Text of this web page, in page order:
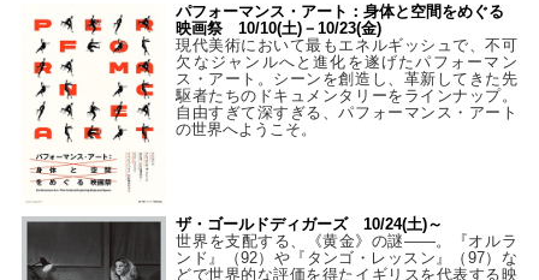
パフォーマンス・アート：身体と空間をめぐる
映画祭 10/10(土)－10/23(金)
現代美術において最もエネルギッシュで、不可
欠なジャンルへと進化を遂げたパフォーマン
ス・アート。シーンを創造し、革新してきた先
駆者たちのドキュメンタリーをラインナップ。
自由すぎて深すぎる、パフォーマンス・アート
の世界へようこそ。
ザ・ゴールドディガーズ 10/24(土)～
世界を支配する、《黄金》の謎――。『オルラ
ンド』（92）や『タンゴ・レッスン』（97）な
どで世界的な評価を得たイギリスを代表する映